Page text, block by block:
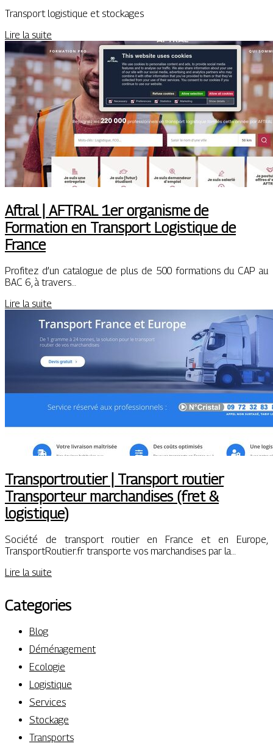
Transport logistique et stockages
Lire la suite
Aftral | AFTRAL 1er organisme de
Formation en Transport Logistique de
France
Profitez d’un catalogue de plus de 500 formations du CAP au
BAC 6, à travers…
Lire la suite
Transportrou­tier | Transport routier
Transpor­teur marchan­di­ses (fret &
logistique)
Société de transport routier en France et en Europe,
TransportRoutier.fr transporte vos marchandises par la…
Lire la suite
Categories
Blog
Déménagement
Ecologie
Logistique
Services
Stockage
Transports